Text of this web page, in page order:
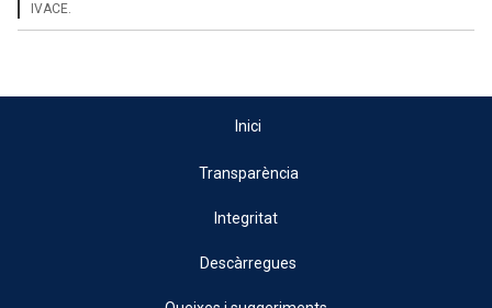
IVACE.
Inici
Transparència
Integritat
Descàrregues